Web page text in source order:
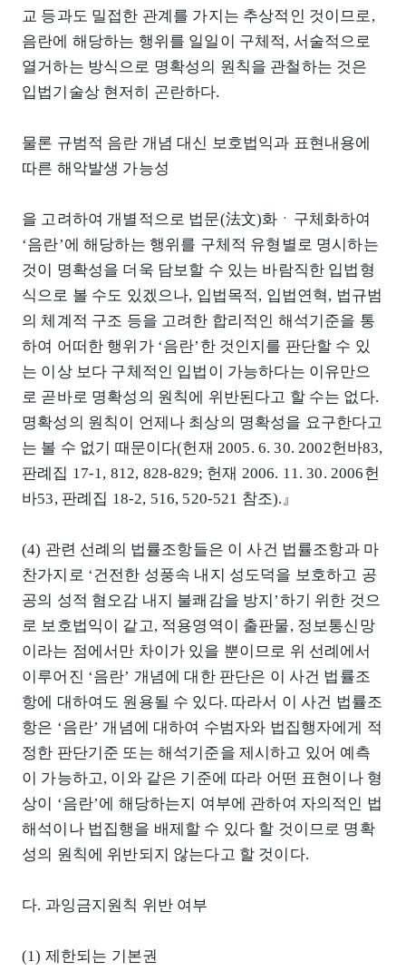
교 등과도 밀접한 관계를 가지는 추상적인 것이므로,
음란에 해당하는 행위를 일일이 구체적, 서술적으로
열거하는 방식으로 명확성의 원칙을 관철하는 것은
입법기술상 현저히 곤란하다.
물론 규범적 음란 개념 대신 보호법익과 표현내용에
따른 해악발생 가능성
을 고려하여 개별적으로 법문(法文)화ㆍ구체화하여
‘음란’에 해당하는 행위를 구체적 유형별로 명시하는
것이 명확성을 더욱 담보할 수 있는 바람직한 입법형
식으로 볼 수도 있겠으나, 입법목적, 입법연혁, 법규범
의 체계적 구조 등을 고려한 합리적인 해석기준을 통
하여 어떠한 행위가 ‘음란’한 것인지를 판단할 수 있
는 이상 보다 구체적인 입법이 가능하다는 이유만으
로 곧바로 명확성의 원칙에 위반된다고 할 수는 없다.
명확성의 원칙이 언제나 최상의 명확성을 요구한다고
는 볼 수 없기 때문이다(헌재 2005. 6. 30. 2002헌바83,
판례집 17-1, 812, 828-829; 헌재 2006. 11. 30. 2006헌
바53, 판례집 18-2, 516, 520-521 참조).』
(4) 관련 선례의 법률조항들은 이 사건 법률조항과 마
찬가지로 ‘건전한 성풍속 내지 성도덕을 보호하고 공
공의 성적 혐오감 내지 불쾌감을 방지’하기 위한 것으
로 보호법익이 같고, 적용영역이 출판물, 정보통신망
이라는 점에서만 차이가 있을 뿐이므로 위 선례에서
이루어진 ‘음란’ 개념에 대한 판단은 이 사건 법률조
항에 대하여도 원용될 수 있다. 따라서 이 사건 법률조
항은 ‘음란’ 개념에 대하여 수범자와 법집행자에게 적
정한 판단기준 또는 해석기준을 제시하고 있어 예측
이 가능하고, 이와 같은 기준에 따라 어떤 표현이나 형
상이 ‘음란’에 해당하는지 여부에 관하여 자의적인 법
해석이나 법집행을 배제할 수 있다 할 것이므로 명확
성의 원칙에 위반되지 않는다고 할 것이다.
다. 과잉금지원칙 위반 여부
(1) 제한되는 기본권